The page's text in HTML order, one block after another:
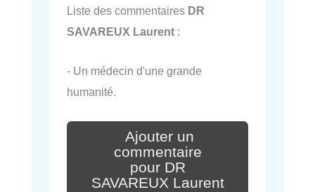
Liste des commentaires DR
SAVAREUX Laurent :
- Un médecin d'une grande
humanité.
Ajouter un
commentaire
pour DR
SAVAREUX Laurent